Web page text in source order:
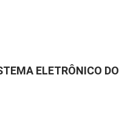
ELETRÔNICO DO